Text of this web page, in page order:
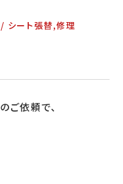
シート張替,修理
ご依頼で、